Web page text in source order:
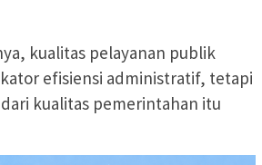
kualitas pelayanan publik
efisiensi administratif, tetapi
kualitas pemerintahan itu